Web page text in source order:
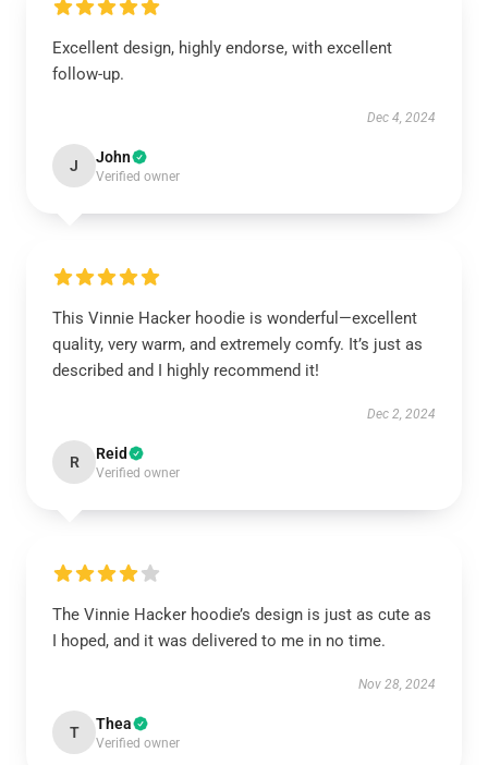
Excellent design, highly endorse, with excellent
follow-up.
Dec 4, 2024
J John
Verified owner
This Vinnie Hacker hoodie is wonderful—excellent
quality, very warm, and extremely comfy. It’s just as
described and I highly recommend it!
Dec 2, 2024
R Reid
Verified owner
The Vinnie Hacker hoodie’s design is just as cute as
I hoped, and it was delivered to me in no time.
Nov 28, 2024
T Thea
Verified owner